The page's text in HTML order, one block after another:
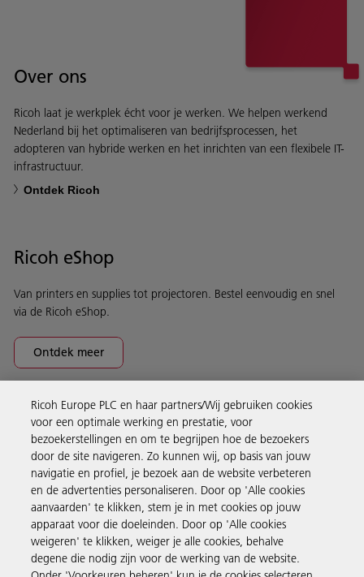
Over ons
Ricoh laat je werkplek écht voor je werken. We helpen werkend
Nederland bij het optimaliseren van bedrijfsprocessen, het
adopteren van hybride werken en het inrichten van een flexibele IT-
infrastructuur.
Ontdek Ricoh
Ricoh eShop
Van printers en supplies tot projectoren. Bestel eenvoudig en snel
via de Ricoh eShop.
Ontdek meer
Business Solutions
Producten en services
Support en contact
Inspiratie
Ricoh Europe PLC en haar partners/Wij gebruiken cookies
voor een optimale werking en prestatie, voor
bezoekerstellingen en om te begrijpen hoe de bezoekers
door de site navigeren. Zo kunnen wij, op basis van jouw
navigatie en profiel, je bezoek aan de website verbeteren
en de advertenties personaliseren. Door op 'Alle cookies
aanvaarden' te klikken, stem je in met cookies op jouw
apparaat voor die doeleinden. Door op 'Alle cookies
weigeren' te klikken, weiger je alle cookies, behalve
degene die nodig zijn voor de werking van de website.